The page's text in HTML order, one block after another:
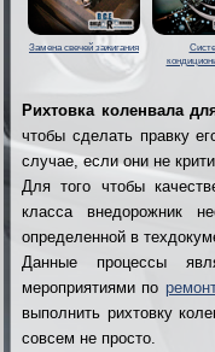
Замена свечей зажигания
Рихтовка коленвала
чтобы сделать правку
случае, если они не
Для того чтобы
класса внедорожник
определенной в
Данные процессы
мероприятиями по
выполнить рихтовку
совсем не просто.